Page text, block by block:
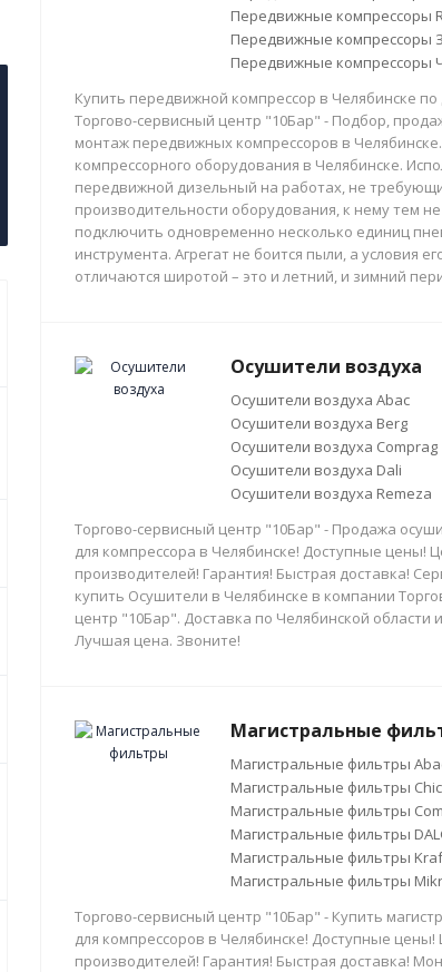
Передвижные компрессоры
Передвижные компрессоры
Передвижные компрессоры
Купить передвижной компрессор в Челябинске
Торгово-сервисный центр "10Бар" - Подбор,
монтаж передвижных компрессоров в
компрессорного оборудования в Челябинске.
передвижной дизельный на работах, не
производительности оборудования, к нему тем
подключить одновременно несколько единиц
инструмента. Агрегат не боится пыли, а условия
отличаются широтой – это и летний, и зимний
Осушители воздуха
Осушители воздуха Abac
Осушители воздуха Berg
Осушители воздуха Comprag
Осушители воздуха Dali
Осушители воздуха Remeza
Торгово-сервисный центр "10Бар" - Продажа
для компрессора в Челябинске! Доступные цены!
производителей! Гарантия! Быстрая доставка!
купить Осушители в Челябинске в компании
центр "10Бар". Доставка по Челябинской области
Лучшая цена. Звоните!
Магистральные
Магистральные фильтры
Магистральные фильтры
Магистральные фильтры
Магистральные фильтры
Магистральные фильтры
Магистральные фильтры
Торгово-сервисный центр "10Бар" - Купить
для компрессоров в Челябинске! Доступные цены!
производителей! Гарантия! Быстрая доставка!